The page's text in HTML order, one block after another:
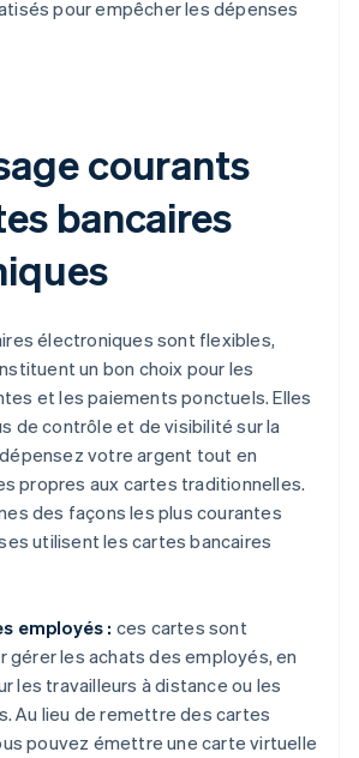
pour empêcher les dépenses
courants
bancaires
électroniques sont flexibles,
un bon choix pour les
et les paiements ponctuels. Elles
de contrôle et de visibilité sur la
votre argent tout en
propres aux cartes traditionnelles.
des façons les plus courantes
utilisent les cartes bancaires
employés : ces cartes sont
gérer les achats des employés, en
les travailleurs à distance ou les
Au lieu de remettre des cartes
pouvez émettre une carte virtuelle